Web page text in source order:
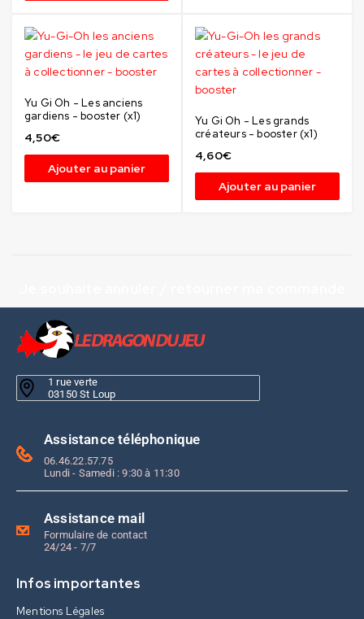
Yu Gi Oh - Les anciens
gardiens - booster (x1)
4,50€
Ajouter au panier
Yu Gi Oh - Les grands
créateurs - booster (x1)
4,60€
Ajouter au panier
1 rue verte
03150 St Loup
Assistance téléphonique
06.46.22.57.75
Lundi - Samedi : 9:30 à 11:30
Assistance mail
Formulaire de contact
24/24 - 7/7
Infos importantes
Mentions Légales